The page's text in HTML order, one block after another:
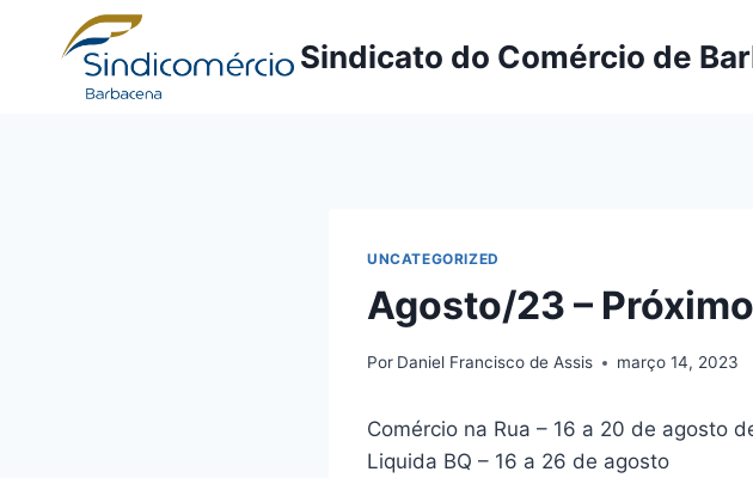
Sindicato do Comércio de
UNCATEGORIZED
Agosto/23 –
Por Daniel Francisco de Assis março 14, 2023
Comércio na Rua – 16 a 20 de agosto
Liquida BQ – 16 a 26 de agosto